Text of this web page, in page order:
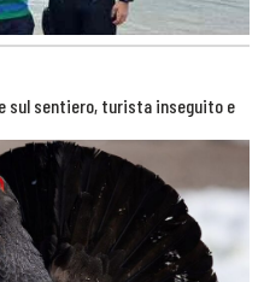
sul sentiero, turista inseguito e